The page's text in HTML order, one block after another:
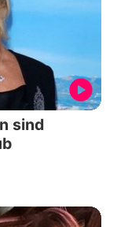
sind